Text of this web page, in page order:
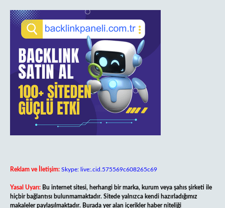
Reklam ve İletişim: Skype: live:.cid.575569c608265c69
Yasal Uyarı: Bu internet sitesi, herhangi bir marka, kurum veya şahıs şirketi ile
hiçbir bağlantısı bulunmamaktadır. Sitede yalnızca kendi hazırladığımız
makaleler paylaşılmaktadır. Burada yer alan içerikler haber niteliği